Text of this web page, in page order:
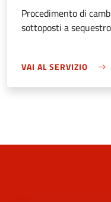
Procedimento di
sottoposti a
VAI AL SERVIZIO